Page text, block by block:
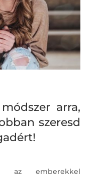
arra,
szeresd
az emberekkel